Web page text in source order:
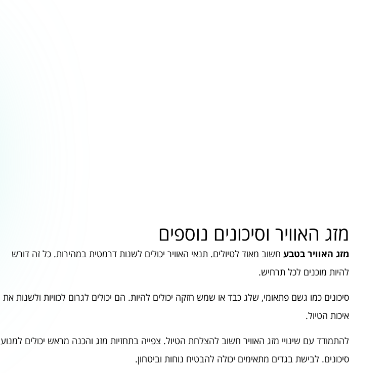
מזג האוויר וסיכונים נוספים
מזג האוויר בטבעחשוב מאוד לטיולים. תנאי האוויר יכולים לשנות דרמטית במהירות. כל זה דורש
להיות מוכנים לכל תרחיש.
סיכונים כמו גשם פתאומי, שלג כבד או שמש חזקה יכולים להיות. הם יכולים לגרום לכוויות ולשנות את
איכות הטיול.
להתמודד עם שינויי מזג האוויר חשוב להצלחת הטיול. צפייה בתחזיות מזג והכנה מראש יכולים למנוע
סיכונים. לבישת בגדים מתאימים יכולה להבטיח נוחות וביטחון.